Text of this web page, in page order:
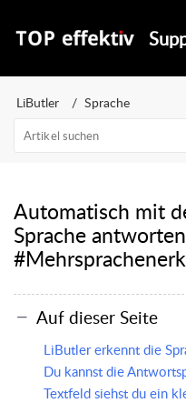
LiButler Sprache
Automatisch mit
Sprache antworten
Auf dieser Seite
LiButler erkennt die
Du kannst die
Textfeld siehst du ein